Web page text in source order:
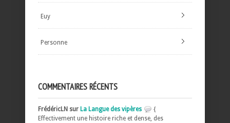
Euy
Personne
COMMENTAIRES RÉCENTS
FrédéricLN sur La Langue des vipères
{
Effectivement une histoire riche et dense, des